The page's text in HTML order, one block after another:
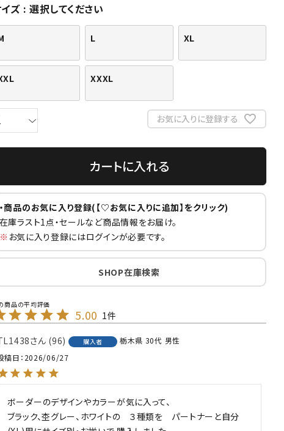
ブラック：178cm/75kg(Lサイズ
(01)
(06)
杢グレー
(06)
ブラック(09)
ズ 選択してください
L XL
XXXL
お気に入りに登録する
カートに入れる
・商品のお気に入り登録(【♡お気に入りに追加】をクリック)
在庫ラスト1点・セールなど商品情報をお届け。
※ お気に入り登録にはログインが必要です。
SHOP在庫検索
5.00 1
96 購入者 栃木県 30代 男性
稿日 2026/06/27
ボーダーのデザインやカラーが気に入って、
ブラック、杢グレー、ホワイトの　３種類を　パートナーと自分